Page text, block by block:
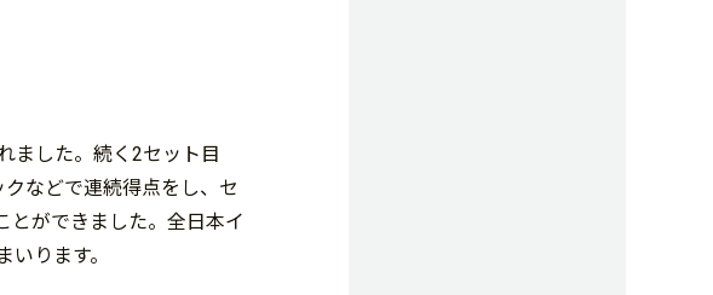
ました。続く2セット目
などで連続得点をし、セ
とができました。全日本イ
ります。